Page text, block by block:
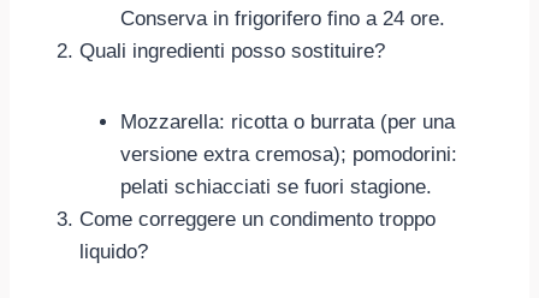
Conserva in frigorifero fino a 24 ore.
Quali ingredienti posso sostituire?
Mozzarella: ricotta o burrata (per una
versione extra cremosa); pomodorini:
pelati schiacciati se fuori stagione.
Come correggere un condimento troppo
liquido?